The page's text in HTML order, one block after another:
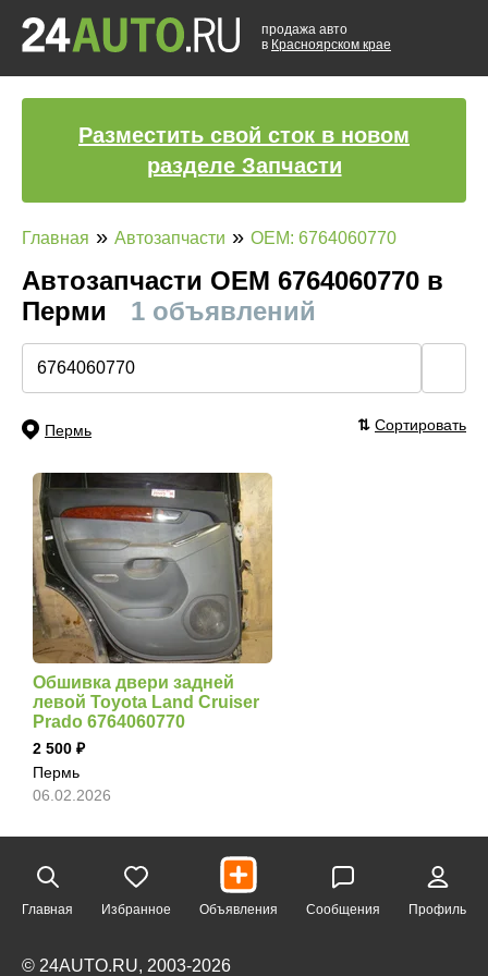
продажа авто
в Красноярском крае
Разместить свой сток в новом
разделе Запчасти
Главная » Автозапчасти » OEM: 6764060770
Автозапчасти ОЕМ 6764060770 в
Перми
1 объявлений
Пермь ⇅ Сортировать
Обшивка двери задней
левой Toyota Land Cruiser
Prado 6764060770
2 500
Пермь
06.02.2026
Главная Избранное Объявления Сообщения Профиль
© 24AUTO.RU, 2003-2026